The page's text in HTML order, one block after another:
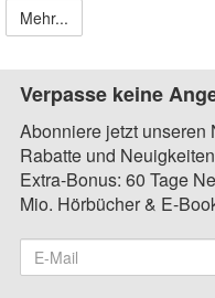
Mehr...
Verpasse keine
Abonniere jetzt unseren
Rabatte und
Extra-Bonus: 60 Tage
Mio. Hörbücher & E-